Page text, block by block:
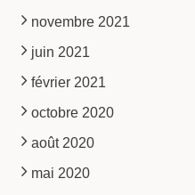
novembre 2021
juin 2021
février 2021
octobre 2020
août 2020
mai 2020